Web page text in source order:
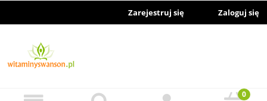
Zarejestruj się Zaloguj się